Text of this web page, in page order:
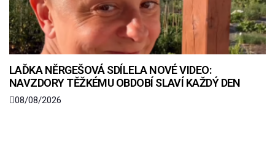
LAĎKA NĚRGEŠOVÁ SDÍLELA NOVÉ VIDEO:
NAVZDORY TĚŽKÉMU OBDOBÍ SLAVÍ KAŽDÝ DEN
08/08/2026